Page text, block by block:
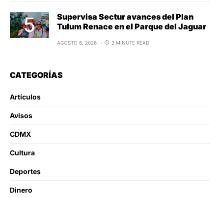
Supervisa Sectur avances del Plan
Tulum Renace en el Parque del Jaguar
AGOSTO 6, 2026 2 MINUTE READ
CATEGORÍAS
Artículos
Avisos
CDMX
Cultura
Deportes
Dinero